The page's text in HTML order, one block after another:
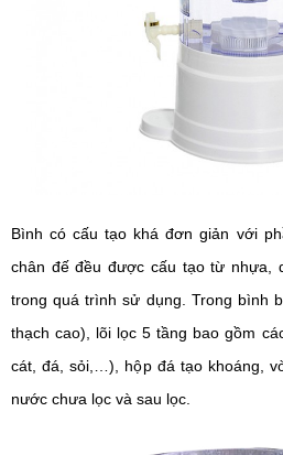
Bình có cấu tạo khá đơn giản với
chân đế đều được cấu tạo từ nhựa,
trong quá trình sử dụng. Trong bình
thạch cao), lõi lọc 5 tầng bao gồm
cát, đá, sỏi,…), hộp đá tạo khoáng,
nước chưa lọc và sau lọc.